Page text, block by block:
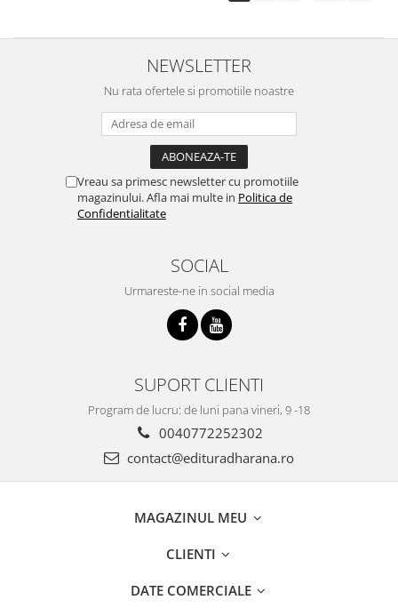
NEWSLETTER
Nu rata ofertele si promotiile noastre
Vreau sa primesc newsletter cu promotiile
magazinului. Afla mai multe in Politica de
Confidentialitate
SOCIAL
Urmareste-ne in social media
SUPORT CLIENTI
Program de lucru: de luni pana vineri, 9 -18
0040772252302
contact@edituradharana.ro
MAGAZINUL MEU
CLIENTI
DATE COMERCIALE